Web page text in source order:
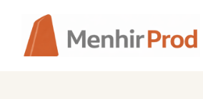
contenu